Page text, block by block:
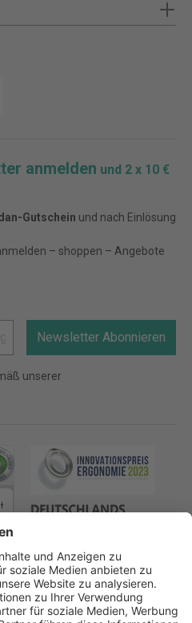
anmelden und 2 x 10 €
Gutschein und nach Einlösung
– shoppen – Angebote
Newsletter Abonnieren
unserer